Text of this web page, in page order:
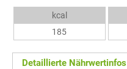
kcal
185
Detaillierte Nährwertinfos